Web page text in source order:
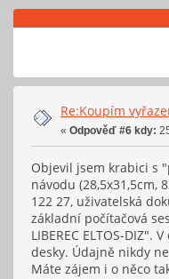
Re:Koupím
« Odpověď #6 kdy:
Objevil jsem krabici s
návodu (28,5x31,5cm,
122 27, uživatelská
základní počítačová
LIBEREC ELTOS-
desky. Údajně nikdy
Máte zájem i o něco